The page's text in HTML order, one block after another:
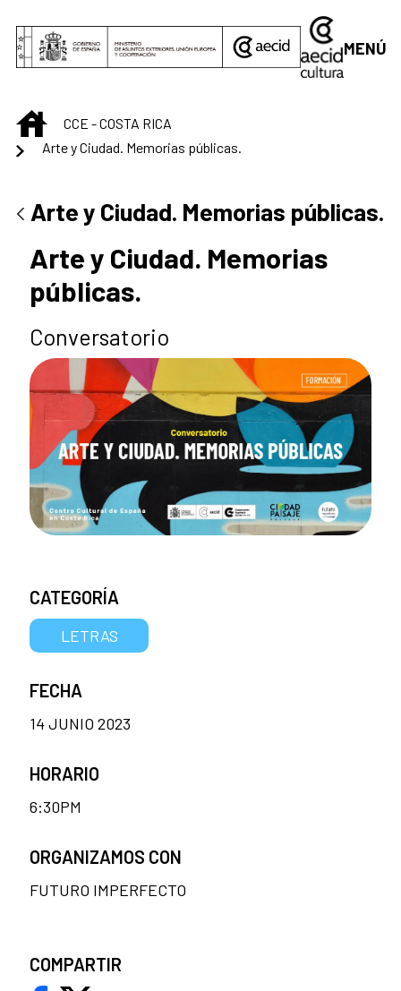
MENÚ
INICIO
CCE - COSTA RICA
Arte y Ciudad. Memorias públicas.
Arte y Ciudad. Memorias públicas.
Arte y Ciudad. Memorias
públicas.
Conversatorio
CATEGORÍA
LETRAS
FECHA
14 JUNIO 2023
HORARIO
6:30PM
ORGANIZAMOS CON
FUTURO IMPERFECTO
COMPARTIR